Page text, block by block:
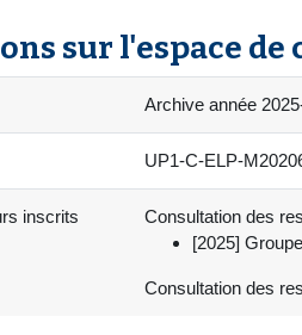
sur l'espace de
Archive année
UP1-C-ELP-
inscrits
Consultation des
[2025]
Consultation des